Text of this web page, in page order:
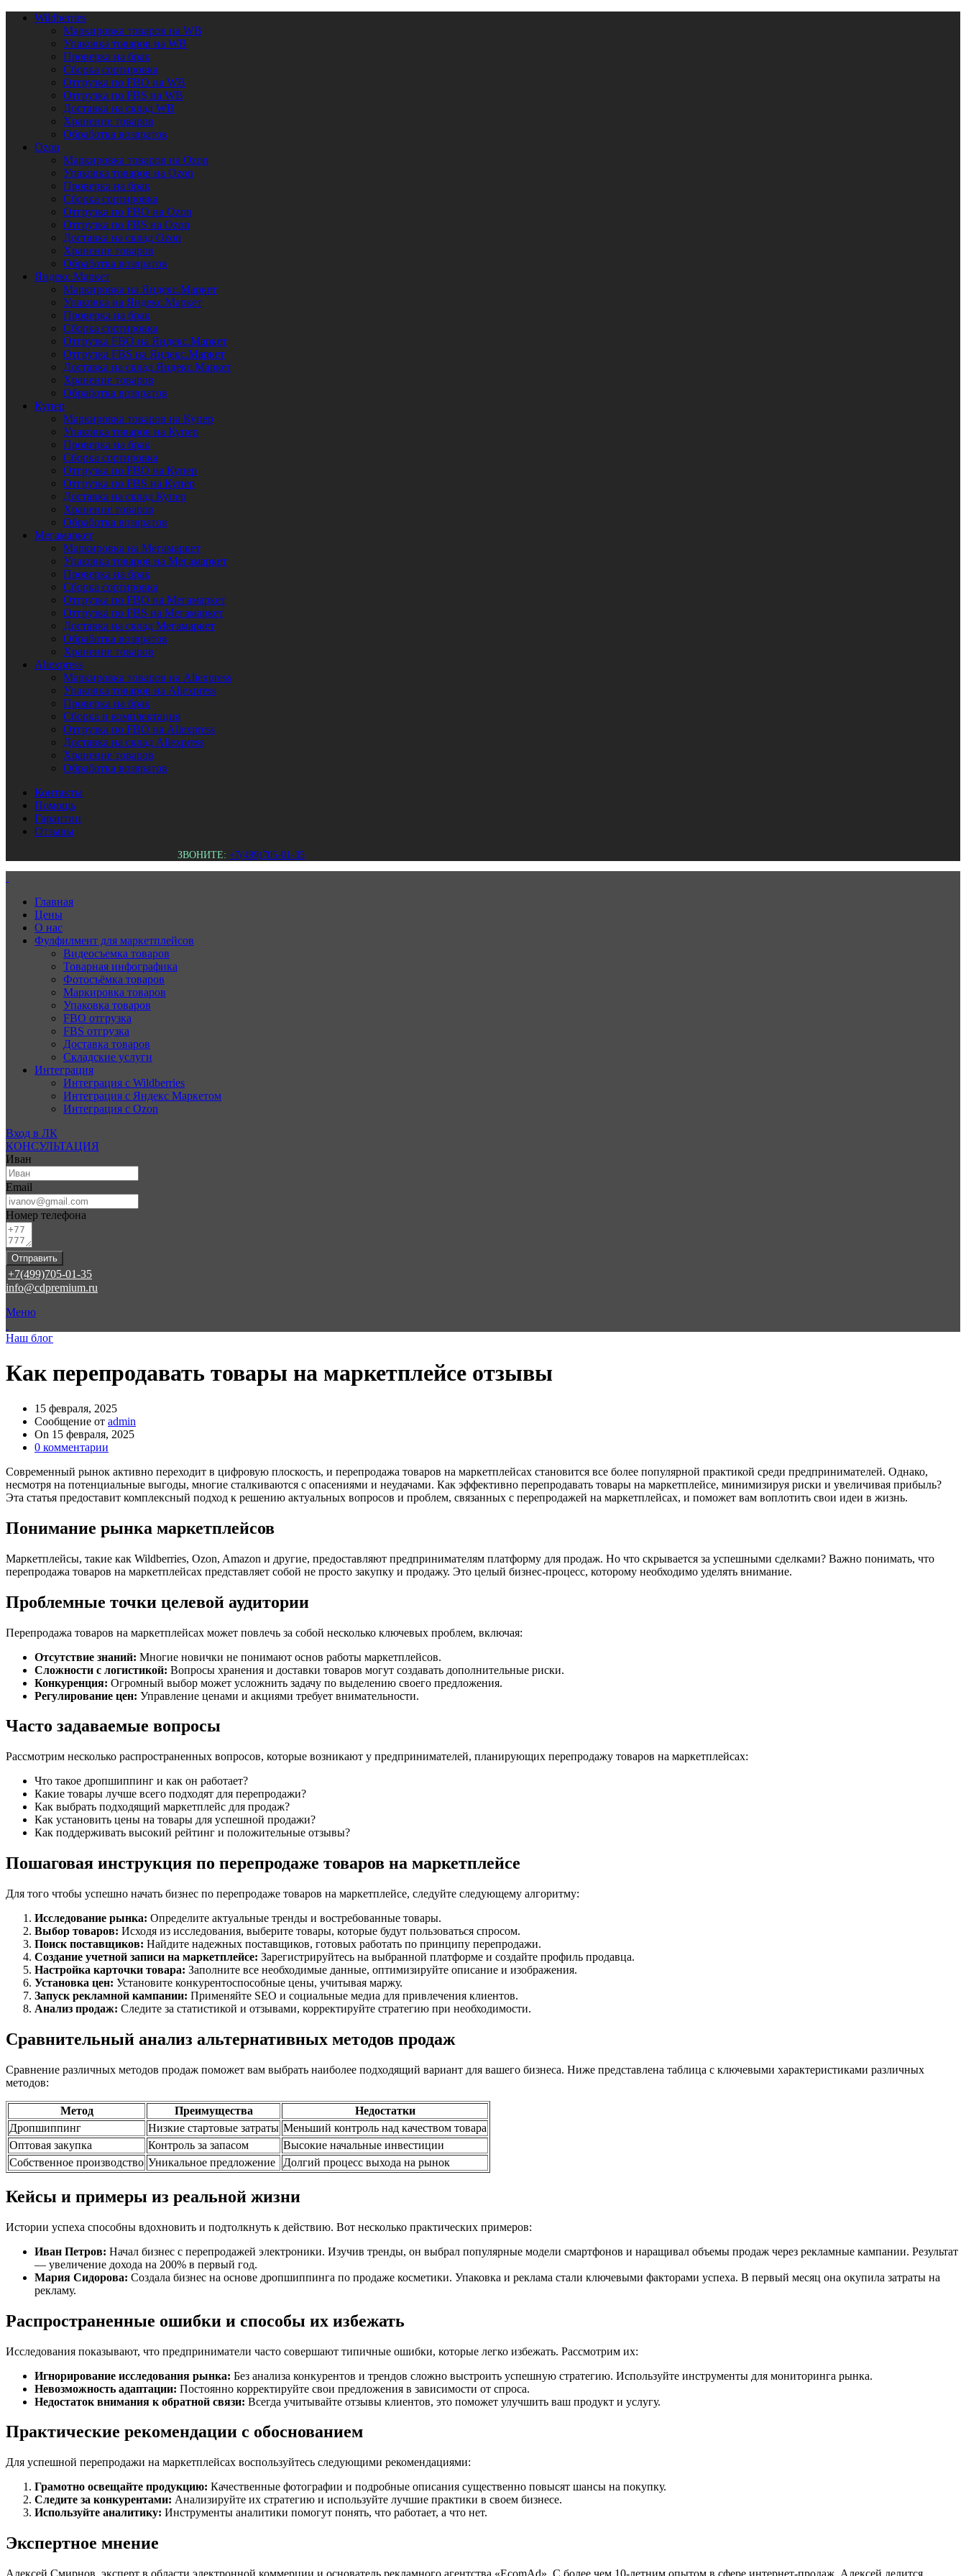
Wildberries
Маркировка товаров на WB
Упаковка товаров на WB
Проверка на брак
Сборка сортировка
Отгрузка по FBO на WB
Отгрузка по FBS на WB
Доставка на склад WB
Хранение товаров
Обработка возвратов
Ozon
Маркировка товаров на Ozon
Упаковка товаров на Ozon
Проверка на брак
Сборка сортировка
Отгрузка по FBO на Ozon
Отгрузка по FBS на Ozon
Доставка на склад Ozon
Хранение товаров
Обработка возвратов
Яндекс.Маркет
Маркировка на Яндекс.Маркет
Упаковка на Яндекс.Маркет
Проверка на брак
Сборка сортировка
Отгрузка FBO на Яндекс.Маркет
Отгрузка FBS на Яндекс.Маркет
Доставка на склад Яндекс.Маркет
Хранение товаров
Обработка возвратов
Купер
Маркировка товаров на Купер
Упаковка товаров на Купер
Проверка на брак
Сборка сортировка
Отгрузка по FBO на Купер
Отгрузка по FBS на Купер
Доставка на склад Купер
Хранение товаров
Обработка возвратов
Мегамаркет
Маркировка на Мегамаркет
Упаковка товаров на Мегамаркет
Проверка на брак
Сборка сортировка
Отгрузка по FBO на Мегамаркет
Отгрузка по FBS на Мегамаркет
Доставка на склад Мегамаркет
Обработка возвратов
Хранение товаров
Aliexpress
Маркировка товаров на Aliexpress
Упаковка товаров на Aliexpress
Проверка на брак
Сборка и комплектация
Отгрузка по FBO на Aliexpress
Доставка на склад Aliexpress
Хранение товаров
Обработка возвратов
Контакты
Помощь
Гарантии
Отзывы
ЗВОНИТЕ:+7(499)705-01-35
Главная
Цены
О нас
Фулфилмент для маркетплейсов
Видеосъемка товаров
Товарная инфографика
Фотосъёмка товаров
Маркировка товаров
Упаковка товаров
FBO отгрузка
FBS отгрузка
Доставка товаров
Складские услуги
Интеграция
Интеграция с Wildberries
Интеграция с Яндекс Маркетом
Интеграция с Ozon
Вход в ЛК
КОНСУЛЬТАЦИЯ
Иван
Email
Номер телефона
Отправить
+7(499)705-01-35
info@cdpremium.ru
Меню
Наш блог
Как перепродавать товары на маркетплейсе отзывы
15 февраля, 2025
Сообщение от admin
On 15 февраля, 2025
0 комментарии
Современный рынок активно переходит в цифровую плоскость, и перепродажа товаров на маркетплейсах становится все более популярной практикой среди предпринимателей. Однако,
несмотря на потенциальные выгоды, многие сталкиваются с опасениями и неудачами. Как эффективно перепродавать товары на маркетплейсе, минимизируя риски и увеличивая прибыль?
Эта статья предоставит комплексный подход к решению актуальных вопросов и проблем, связанных с перепродажей на маркетплейсах, и поможет вам воплотить свои идеи в жизнь.
Понимание рынка маркетплейсов
Маркетплейсы, такие как Wildberries, Ozon, Amazon и другие, предоставляют предпринимателям платформу для продаж. Но что скрывается за успешными сделками? Важно понимать, что
перепродажа товаров на маркетплейсах представляет собой не просто закупку и продажу. Это целый бизнес-процесс, которому необходимо уделять внимание.
Проблемные точки целевой аудитории
Перепродажа товаров на маркетплейсах может повлечь за собой несколько ключевых проблем, включая:
Отсутствие знаний: Многие новички не понимают основ работы маркетплейсов.
Сложности с логистикой: Вопросы хранения и доставки товаров могут создавать дополнительные риски.
Конкуренция: Огромный выбор может усложнить задачу по выделению своего предложения.
Регулирование цен: Управление ценами и акциями требует внимательности.
Часто задаваемые вопросы
Рассмотрим несколько распространенных вопросов, которые возникают у предпринимателей, планирующих перепродажу товаров на маркетплейсах:
Что такое дропшиппинг и как он работает?
Какие товары лучше всего подходят для перепродажи?
Как выбрать подходящий маркетплейс для продаж?
Как установить цены на товары для успешной продажи?
Как поддерживать высокий рейтинг и положительные отзывы?
Пошаговая инструкция по перепродаже товаров на маркетплейсе
Для того чтобы успешно начать бизнес по перепродаже товаров на маркетплейсе, следуйте следующему алгоритму:
Исследование рынка: Определите актуальные тренды и востребованные товары.
Выбор товаров: Исходя из исследования, выберите товары, которые будут пользоваться спросом.
Поиск поставщиков: Найдите надежных поставщиков, готовых работать по принципу перепродажи.
Создание учетной записи на маркетплейсе: Зарегистрируйтесь на выбранной платформе и создайте профиль продавца.
Настройка карточки товара: Заполните все необходимые данные, оптимизируйте описание и изображения.
Установка цен: Установите конкурентоспособные цены, учитывая маржу.
Запуск рекламной кампании: Применяйте SEO и социальные медиа для привлечения клиентов.
Анализ продаж: Следите за статистикой и отзывами, корректируйте стратегию при необходимости.
Сравнительный анализ альтернативных методов продаж
Сравнение различных методов продаж поможет вам выбрать наиболее подходящий вариант для вашего бизнеса. Ниже представлена таблица с ключевыми характеристиками различных
методов:
Метод Преимущества
Недостатки
Дропшиппинг
Низкие стартовые затраты Меньший контроль над качеством товара
Оптовая закупка
Контроль за запасом
Высокие начальные инвестиции
Собственное производство Уникальное предложение Долгий процесс выхода на рынок
Кейсы и примеры из реальной жизни
Истории успеха способны вдохновить и подтолкнуть к действию. Вот несколько практических примеров:
Иван Петров: Начал бизнес с перепродажей электроники. Изучив тренды, он выбрал популярные модели смартфонов и наращивал объемы продаж через рекламные кампании. Результат
— увеличение дохода на 200% в первый год.
Мария Сидорова: Создала бизнес на основе дропшиппинга по продаже косметики. Упаковка и реклама стали ключевыми факторами успеха. В первый месяц она окупила затраты на
рекламу.
Распространенные ошибки и способы их избежать
Исследования показывают, что предприниматели часто совершают типичные ошибки, которые легко избежать. Рассмотрим их:
Игнорирование исследования рынка: Без анализа конкурентов и трендов сложно выстроить успешную стратегию. Используйте инструменты для мониторинга рынка.
Невозможность адаптации: Постоянно корректируйте свои предложения в зависимости от спроса.
Недостаток внимания к обратной связи: Всегда учитывайте отзывы клиентов, это поможет улучшить ваш продукт и услугу.
Практические рекомендации с обоснованием
Для успешной перепродажи на маркетплейсах воспользуйтесь следующими рекомендациями:
Грамотно освещайте продукцию: Качественные фотографии и подробные описания существенно повысят шансы на покупку.
Следите за конкурентами: Анализируйте их стратегию и используйте лучшие практики в своем бизнесе.
Используйте аналитику: Инструменты аналитики помогут понять, что работает, а что нет.
Экспертное мнение